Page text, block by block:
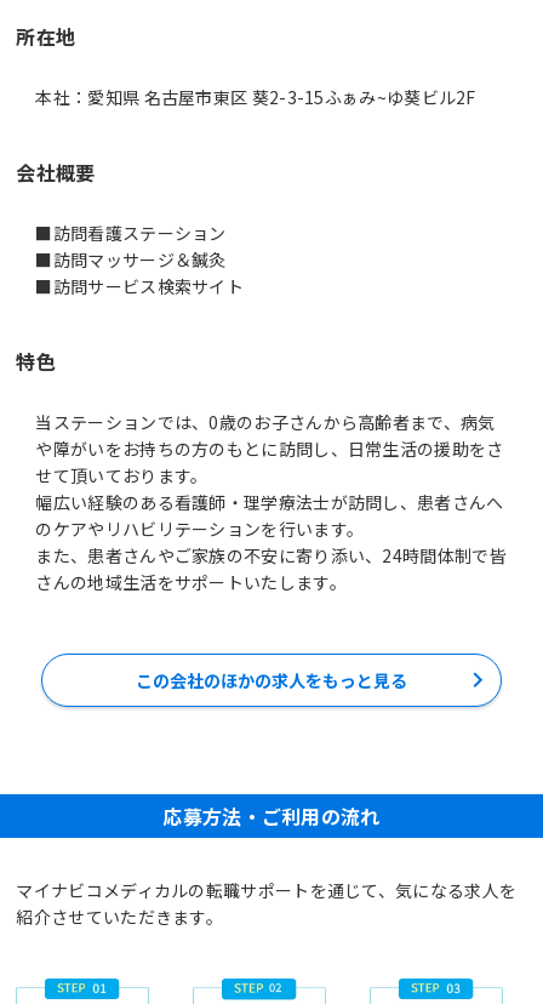
所在地
本社：愛知県 名古屋市東区 葵2-3-15ふぁみ~ゆ葵ビル2F
会社概要
■訪問看護ステーション
■訪問マッサージ＆鍼灸
■訪問サービス検索サイト
特色
当ステーションでは、0歳のお子さんから高齢者まで、病気
や障がいをお持ちの方のもとに訪問し、日常生活の援助をさ
せて頂いております。
幅広い経験のある看護師・理学療法士が訪問し、患者さんへ
のケアやリハビリテーションを行います。
また、患者さんやご家族の不安に寄り添い、24時間体制で皆
さんの地域生活をサポートいたします。
この会社のほかの求人をもっと見る
応募方法・ご利用の流れ
マイナビコメディカルの転職サポートを通じて、気になる求人を
紹介させていただきます。